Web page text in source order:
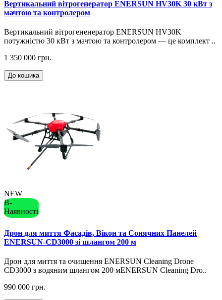
Вертикальний вітрогенератор ENERSUN HV30K 30 кВт з
мачтою та контролером
Вертикальний вітрогененератор ENERSUN HV30K
потужністю 30 кВт з мачтою та контролером — це комплект ..
1 350 000 грн.
До кошика
NEW
В-
Наявності
Дрон для миття Фасадів, Вікон та Сонячних Панелей
ENERSUN-CD3000 зі шлангом 200 м
Дрон для миття та очищення ENERSUN Cleaning Drone
CD3000 з водяним шлангом 200 мENERSUN Cleaning Dro..
990 000 грн.